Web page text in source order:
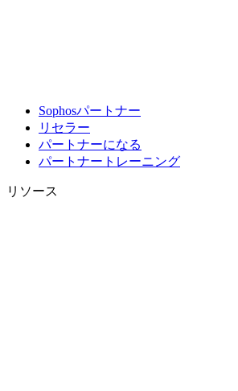
Sophosパートナー
リセラー
パートナーになる
パートナートレーニング
リソース